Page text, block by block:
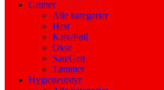
Grimer
Alle kategorier
Hest
Kalv/Føll
Okse
Sau/Geit
Tømmer
Hygieneutstyr